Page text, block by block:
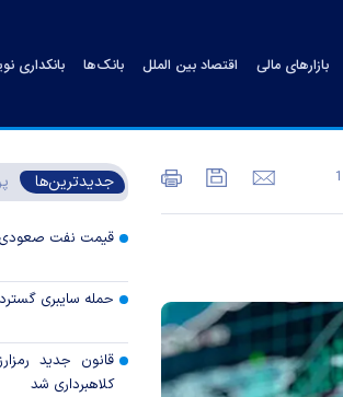
بازارهای مالی اقتصاد بین الملل بانک‌ها بانکداری
جدیدترین‌ها
قیمت نفت صعودی
حمله سایبری
قانون جدید
کلاهبرداری شد